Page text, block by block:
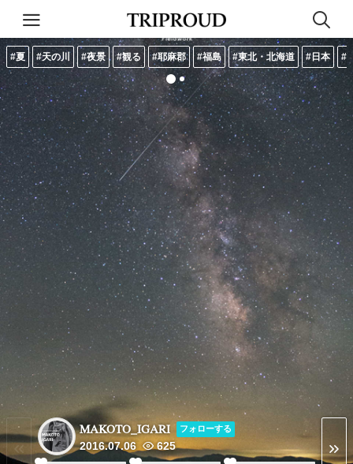
#夏 #天の川 #夜景 #観る #耶麻郡 #福島 #東北・北海道 #日本 #
MAKOTO_IGARI フォローする
2016.07.06 625